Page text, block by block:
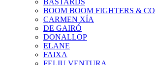
BASTARDS
BOOM BOOM FIGHTERS &
CARMEN XÍA
DE GAIRÓ
DONALLOP
ELANE
FAIXA
FELIU VENTURA